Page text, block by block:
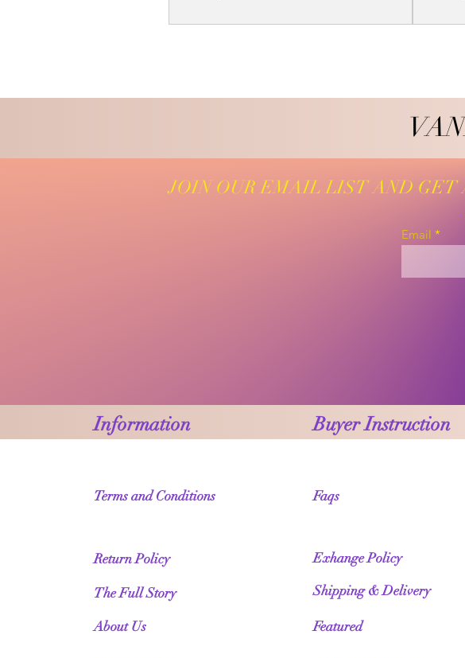
JOIN OUR EMAIL LIST AND GET
Email
Information Buyer Instruction
Terms and Conditions
Return Policy
The Full Story
About Us
Faqs
Exhange Policy
Shipping & Delivery
Featured